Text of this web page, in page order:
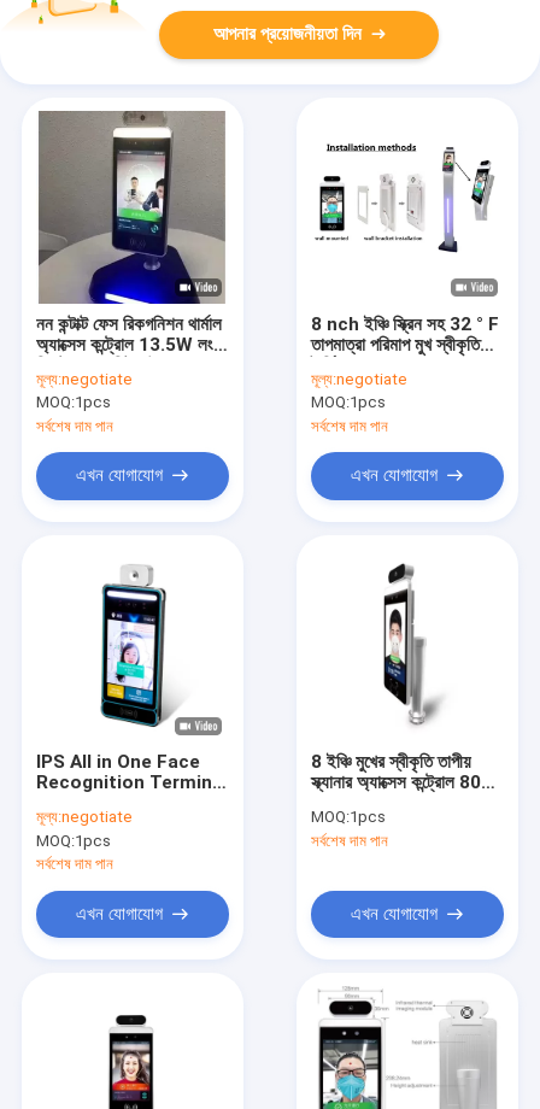
আমাদের সম্পর্কে
আপনার প্রয়োজনীয়তা দিন
নন কন্টাক্ট ফেস রিকগনিশন থার্মাল
অ্যাক্সেস কন্ট্রোল 13.5W লং
মূল্য:negotiate
MOQ:1pcs
সর্বশেষ দাম পান
এখন যোগাযোগ
8 nch ইঞ্চি স্ক্রিন সহ 32 ° F
তাপমাত্রা পরিমাপ মুখ স্বীকৃতি
মূল্য:negotiate
MOQ:1pcs
সর্বশেষ দাম পান
এখন যোগাযোগ
IPS All in One Face
Recognition Terminal
8inch 140 ° F Access
Control
মূল্য:negotiate
MOQ:1pcs
সর্বশেষ দাম পান
এখন যোগাযোগ
8 ইঞ্চি মুখের স্বীকৃতি তাপীয়
স্ক্যানার অ্যাক্সেস কন্ট্রোল 800
MOQ:1pcs
সর্বশেষ দাম পান
এখন যোগাযোগ